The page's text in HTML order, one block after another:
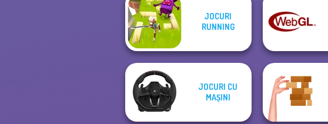
MX Offroad
Master
Madness Driver
Vertigo City
Mind Games for
2-3-4 Player
JOCURI
RUNNING
JOCURI CU
MAȘINI